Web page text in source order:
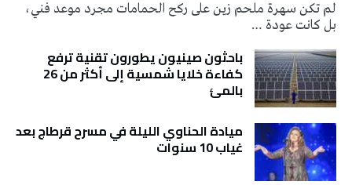
لم تكن سهرة ملحم زين على ركح الحمامات مجرد موعد فني،
بل كانت عودة …
باحثون صينيون يطورون تقنية ترفع
كفاءة خلايا شمسية إلى أكثر من 26
بالمئ
ميادة الحناوي الليلة في مسرح قرطاج بعد
غياب 10 سنوات